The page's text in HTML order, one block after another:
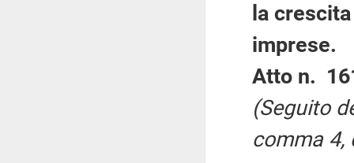
la
imprese.
Atto n.
(Seguito
comma 4,